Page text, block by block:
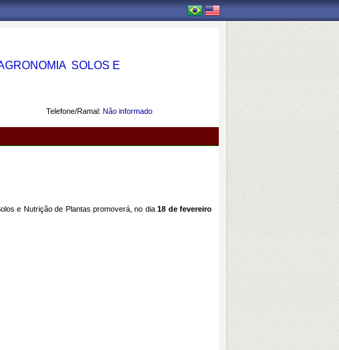
 SOLOS E
Telefone/Ramal: Não informado
e Nutrição de Plantas promoverá, no dia18 de fevereiro